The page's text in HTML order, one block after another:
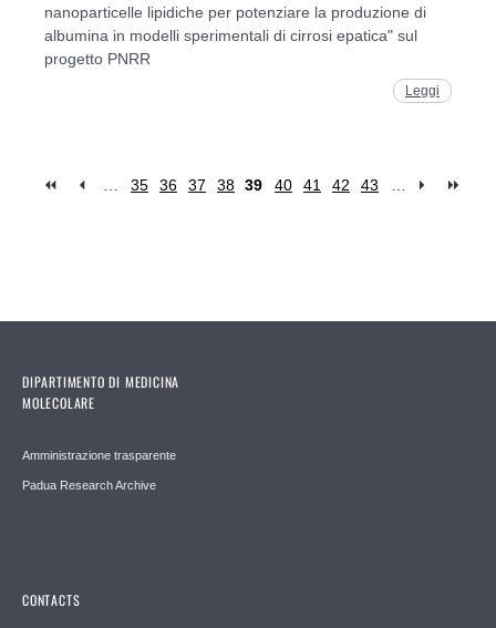
nanoparticelle lipidiche per potenziare la produzione di
albumina in modelli sperimentali di cirrosi epatica" sul
progetto PNRR
Leggi
… 35 36 37 38 39 40 41 42 43 …
DIPARTIMENTO DI MEDICINA
MOLECOLARE
Amministrazione trasparente
Padua Research Archive
CONTACTS